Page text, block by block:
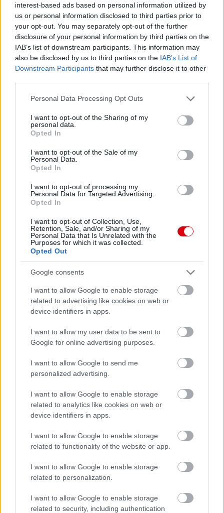
interest-based ads based on personal information utilized by
us or personal information disclosed to third parties prior to
your opt-out. You may separately opt-out of the further
disclosure of your personal information by third parties on the
IAB’s list of downstream participants. This information may
also be disclosed by us to third parties on the IAB’s List of
Downstream Participants that may further disclose it to other
Please note that this website/app uses one or more Google
not limited to your visit or usage behaviour. You may click to
grant or deny consent to Google and its third-party tags to
use your data for below specified purposes in below Google
consent section.
Personal Data Processing Opt Outs
I want to opt-out of the Sharing of my
personal data.
Opted In
I want to opt-out of the Sale of my
Personal Data.
Opted In
I want to opt-out of processing my
Personal Data for Targeted Advertising.
Opted In
I want to opt-out of Collection, Use,
Retention, Sale, and/or Sharing of my
Personal Data that Is Unrelated with the
Purposes for which it was collected.
Opted Out
Google consents
I want to allow Google to enable storage
related to advertising like cookies on web or
device identifiers in apps.
I want to allow my user data to be sent to
Google for online advertising purposes.
I want to allow Google to send me
personalized advertising.
I want to allow Google to enable storage
related to analytics like cookies on web or
device identifiers in apps.
I want to allow Google to enable storage
related to functionality of the website or app.
I want to allow Google to enable storage
related to personalization.
I want to allow Google to enable storage
related to security, including authentication
Meccs Center
Paris Saint-Germainvs
Manchester United
Felkészülési szezon 4. mérkőzés
Nya Ullevi, Göteborg
2026-08-08 17:00
0 nap 22 óra 49 perc 8 másodperc
Leeds UnitedvsManchester United2026-08-12 20:30
AC MilanvsManchester United2026-08-15 18:00
ELŐZŐ MÉRKŐZÉSEK
a ManUtdFanatics.hu működését!